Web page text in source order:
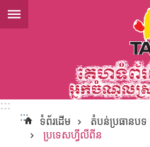
ទៅកាន់មាតិកាប្លុកមាតិកាសំខាន់
:::
:::
ទំព័រដើម តំបន់ប្រធានបទ
ប្រទេសហ្វីលីពីន